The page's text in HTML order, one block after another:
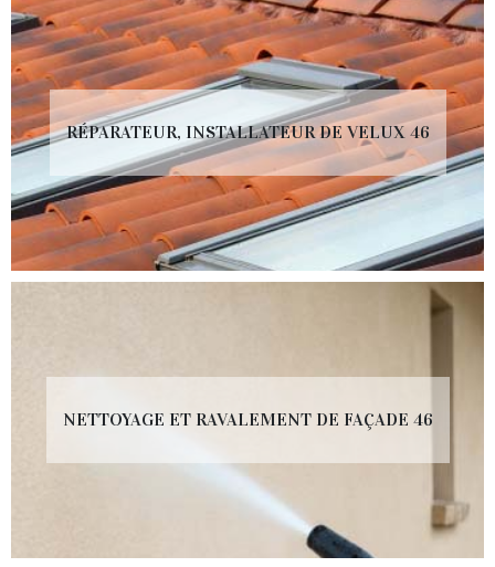
RÉPARATEUR, INSTALLATEUR DE VELUX 46
NETTOYAGE ET RAVALEMENT DE FAÇADE 46